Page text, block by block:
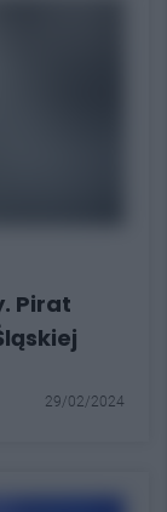
Pirat
29/02/2024